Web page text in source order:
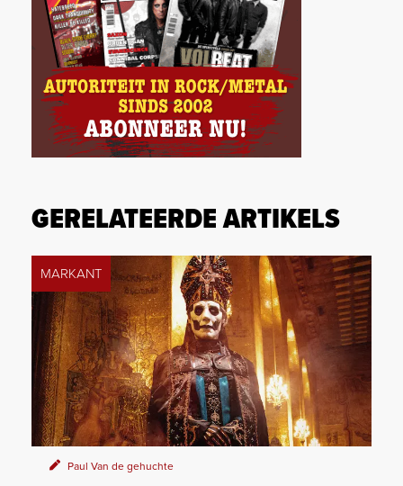
GERELATEERDE ARTIKELS
MARKANT
Paul Van de gehuchte